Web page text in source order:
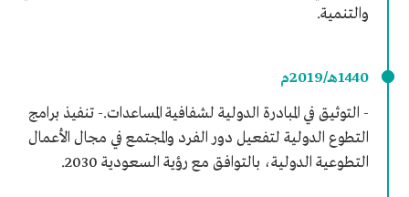
والتنمية.
1440هـ/2019م
- التوثيق في المبادرة الدولية لشفافية المساعدات.- تنفيذ برامج
التطوع الدولية لتفعيل دور الفرد والمجتمع في مجال الأعمال
التطوعية الدولية، بالتوافق مع رؤية السعودية 2030.